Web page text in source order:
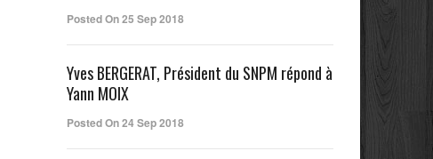
Posted On 25 Sep 2018
Yves BERGERAT, Président du SNPM répond à
Yann MOIX
Posted On 24 Sep 2018